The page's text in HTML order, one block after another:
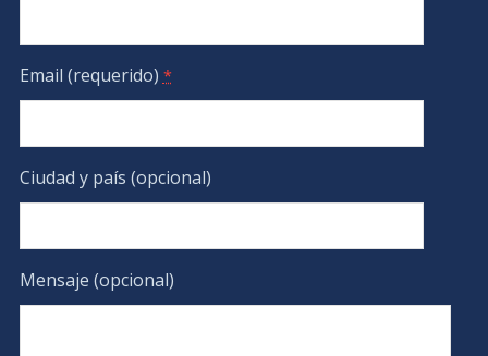
Email (requerido) *
Ciudad y país (opcional)
Mensaje (opcional)